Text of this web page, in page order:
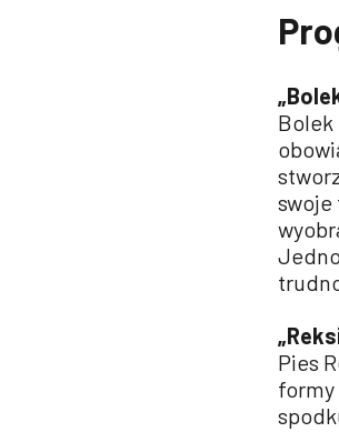
Bolek
swoje
Pies
formy